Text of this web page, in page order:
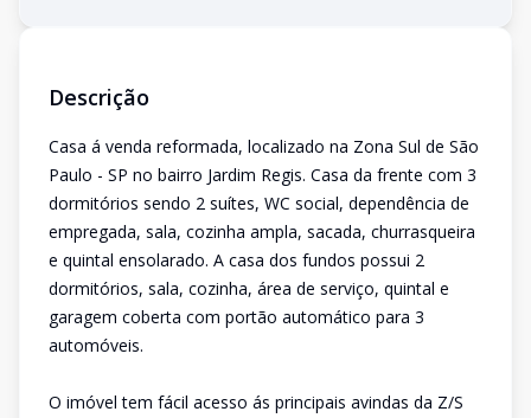
Descrição
Casa á venda reformada, localizado na Zona Sul de São
Paulo - SP no bairro Jardim Regis. Casa da frente com 3
dormitórios sendo 2 suítes, WC social, dependência de
empregada, sala, cozinha ampla, sacada, churrasqueira
e quintal ensolarado. A casa dos fundos possui 2
dormitórios, sala, cozinha, área de serviço, quintal e
garagem coberta com portão automático para 3
automóveis.
O imóvel tem fácil acesso ás principais avindas da Z/S